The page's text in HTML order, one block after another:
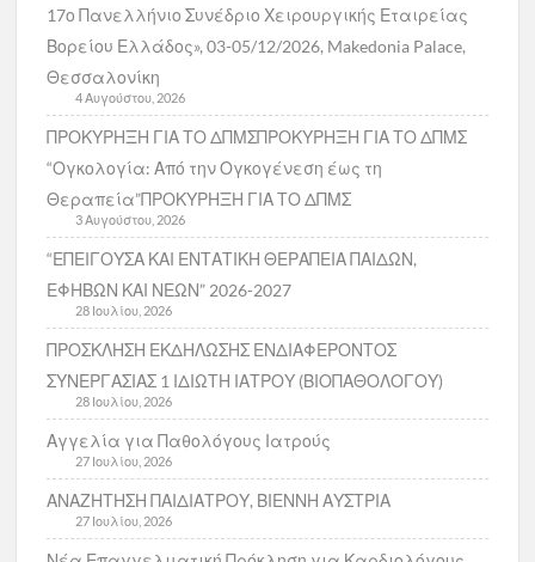
17ο Πανελλήνιο Συνέδριο Χειρουργικής Εταιρείας
Βορείου Ελλάδος», 03-05/12/2026, Makedonia Palace,
Θεσσαλονίκη
4 Αυγούστου, 2026
ΠΡΟΚΥΡΗΞΗ ΓΙΑ ΤΟ ΔΠΜΣΠΡΟΚΥΡΗΞΗ ΓΙΑ ΤΟ ΔΠΜΣ
“Ογκολογία: Από την Ογκογένεση έως τη
Θεραπεία”ΠΡΟΚΥΡΗΞΗ ΓΙΑ ΤΟ ΔΠΜΣ
3 Αυγούστου, 2026
“ΕΠΕΙΓΟΥΣΑ ΚΑΙ ΕΝΤΑΤΙΚΗ ΘΕΡΑΠΕΙΑ ΠΑΙΔΩΝ,
ΕΦΗΒΩΝ ΚΑΙ ΝΕΩΝ” 2026-2027
28 Ιουλίου, 2026
ΠΡΟΣΚΛΗΣΗ ΕΚΔΗΛΩΣΗΣ ΕΝΔΙΑΦΕΡΟΝΤΟΣ
ΣΥΝΕΡΓΑΣΙΑΣ 1 ΙΔΙΩΤΗ ΙΑΤΡΟΥ (ΒΙΟΠΑΘΟΛΟΓΟΥ)
28 Ιουλίου, 2026
Αγγελία για Παθολόγους Ιατρούς
27 Ιουλίου, 2026
ΑΝΑΖΗΤΗΣΗ ΠΑΙΔΙΑΤΡΟΥ, ΒΙΕΝΝΗ ΑΥΣΤΡΙΑ
27 Ιουλίου, 2026